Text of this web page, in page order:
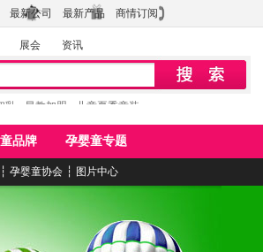
最新公司 最新产品 商情订阅
展会 资讯
乳 早教加盟 儿童夏季童装
品牌 孕婴童专题
┆ 孕婴童协会 ┆ 图片中心